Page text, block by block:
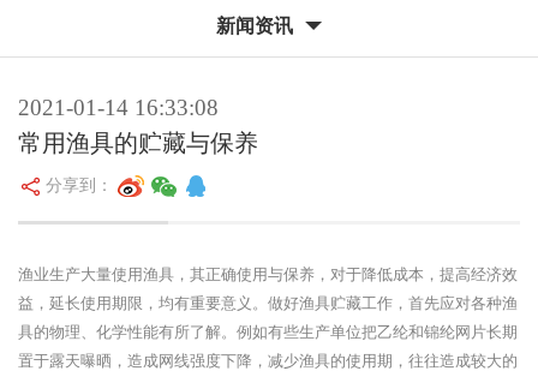
新闻资讯
2021-01-14 16:33:08
常用渔具的贮藏与保养
分享到：
渔业生产大量使用渔具，其正确使用与保养，对于降低成本，提高经济效
益，延长使用期限，均有重要意义。做好渔具贮藏工作，首先应对各种渔
具的物理、化学性能有所了解。例如有些生产单位把乙纶和锦纶网片长期
置于露天曝晒，造成网线强度下降，减少渔具的使用期，往往造成较大的